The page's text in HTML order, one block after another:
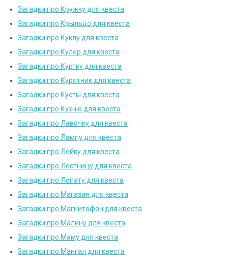
Загадки про Кружку для квеста
Загадки про Крыльцо для квеста
Загадки про Куклу для квеста
Загадки про Кулер для квеста
Загадки про Куртку для квеста
Загадки про Курятник для квеста
Загадки про Кусты для квеста
Загадки про Кухню для квеста
Загадки про Лавочку для квеста
Загадки про Лампу для квеста
Загадки про Лейку для квеста
Загадки про Лестницу для квеста
Загадки про Лопату для квеста
Загадки про Магазин для квеста
Загадки про Магнитофон для квеста
Загадки про Малину для квеста
Загадки про Маму для квеста
Загадки про Мангал для квеста